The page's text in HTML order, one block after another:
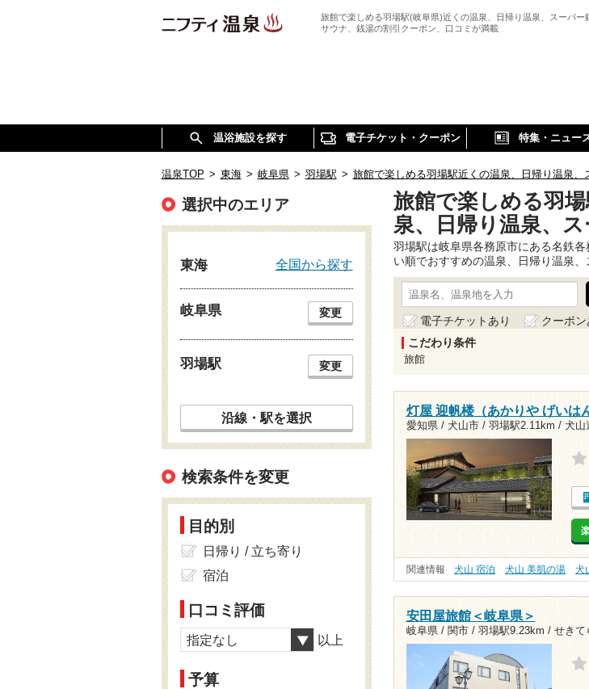
旅館で楽しめる羽場駅(岐阜県)近くの温泉、日帰り温泉、スーパー
サウナ、銭湯の割引クーポン、口コミが満載
温浴施設を探す 電子チケット・クーポン 特集・ニュー
温泉TOP > 東海 > 岐阜県 > 羽場駅 > 旅館で楽しめる羽場駅近くの温泉、日帰り温泉、
旅館で楽しめる羽
泉、日帰り温泉、
羽場駅は岐阜県各務原市にある名鉄
い順でおすすめの温泉、日帰り温泉、
電子チケットあり クーポン
こだわり条件
旅館
灯屋 迎帆楼（あかりや げいは
愛知県 / 犬山市 / 羽場駅2.11km / 犬山
関連情報 犬山 宿泊 犬山 美肌の湯 犬
安田屋旅館＜岐阜県＞
岐阜県 / 関市 / 羽場駅9.23km / せきて
選択中のエリア
東海 全国から探す
岐阜県 変更
羽場駅 変更
沿線・駅を選択
検索条件を変更
目的別
日帰り / 立ち寄り
宿泊
口コミ評価
指定なし 以上
予算